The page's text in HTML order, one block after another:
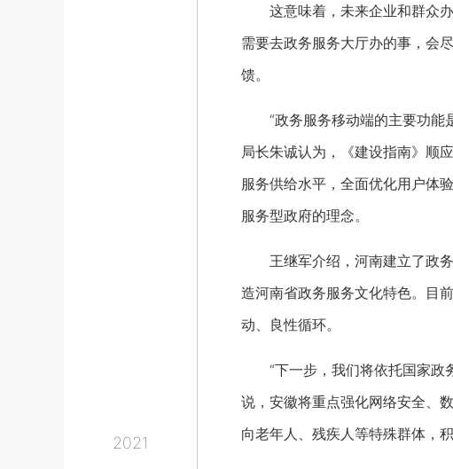
2021
这意味着，未来企业和群众办
需要去政务服务大厅办的事，会
馈。
“政务服务移动端的主要功能
局长朱诚认为，《建设指南》顺
服务供给水平，全面优化用户体
服务型政府的理念。
王继军介绍，河南建立了政务
造河南省政务服务文化特色。目
动、良性循环。
“下一步，我们将依托国家政务
说，安徽将重点强化网络安全、
向老年人、残疾人等特殊群体，